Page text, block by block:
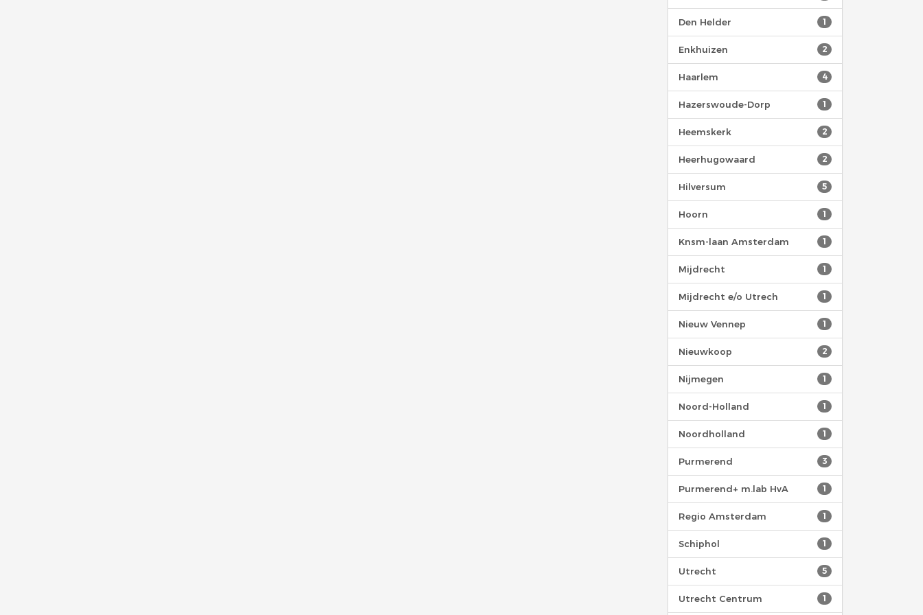
1
Den Helder
2
Enkhuizen
4
Haarlem
1
Hazerswoude-Dorp
2
Heemskerk
2
Heerhugowaard
5
Hilversum
1
Hoorn
1
Knsm-laan Amsterdam
1
Mijdrecht
1
Mijdrecht e/o Utrech
1
Nieuw Vennep
2
Nieuwkoop
1
Nijmegen
1
Noord-Holland
1
Noordholland
3
Purmerend
1
Purmerend+ m.lab HvA
1
Regio Amsterdam
1
Schiphol
5
Utrecht
1
Utrecht Centrum